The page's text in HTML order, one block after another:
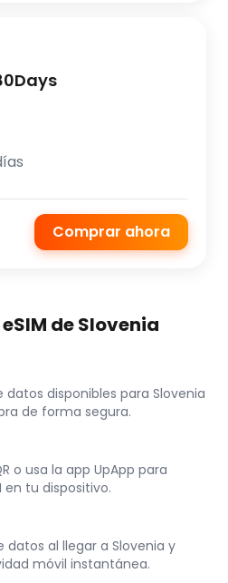
Comprar ahora
de Slovenia
datos disponibles para Slovenia
de forma segura.
o usa la app UpApp para
en tu dispositivo.
al llegar a Slovenia y
móvil instantánea.